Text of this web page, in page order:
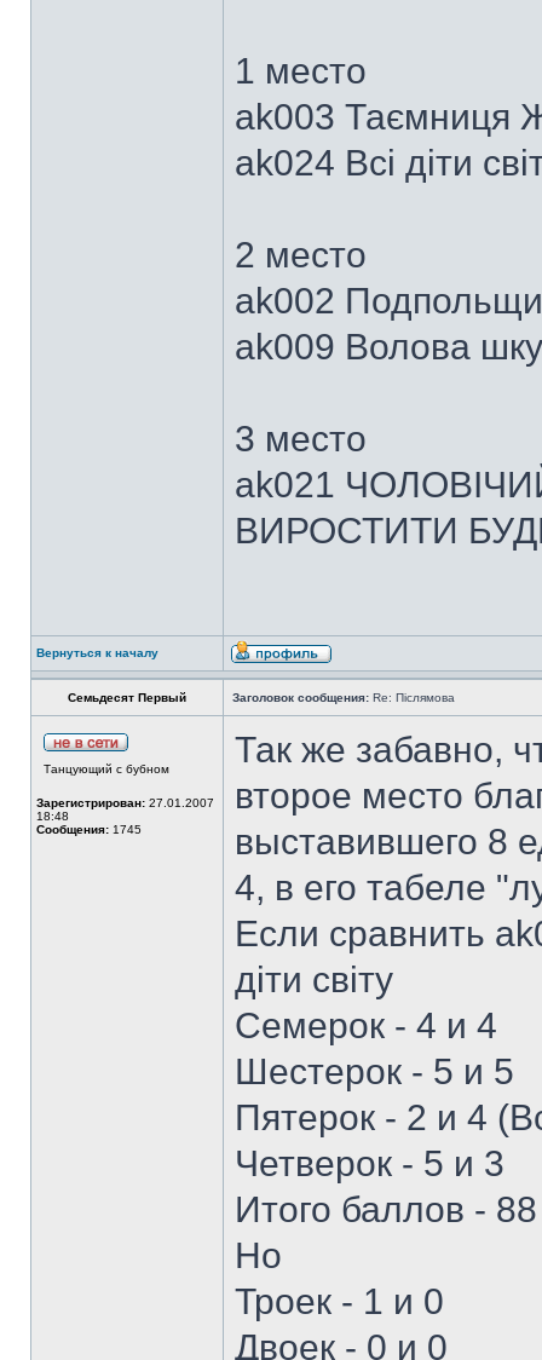
1 место
ak003 Таємниця
ak024 Всі діти
2 место
ak002
ak009 Волова
3 место
ak021
ВИРОСТИТИ
Вернуться к началу
Семьдесят Первый Заголовок сообщения: Re: Післямова
Танцующий с бубном
Зарегистрирован: 27.01.2007
18:48
Сообщения: 1745
Так же забавно,
второе место
выставившего 8
4, в его табеле
Если сравнить
діти світу
Семерок - 4 и 4
Шестерок - 5 и 5
Пятерок - 2 и 4
Четверок - 5 и 3
Итого баллов -
Но
Троек - 1 и 0
Двоек - 0 и 0